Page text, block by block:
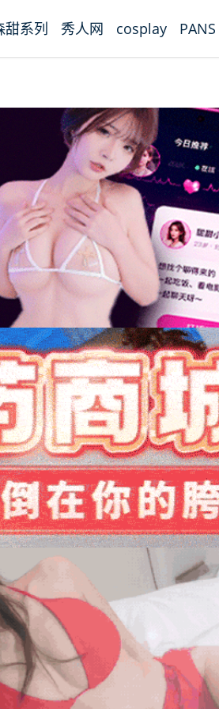
甜系列 秀人网 cosplay PANS